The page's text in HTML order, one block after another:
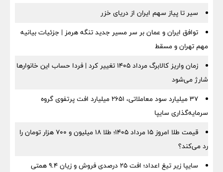
سیر تا پیاز سهم ایران از دریای خزر
توافق ایران و عمان بر سر مسیر جدید تنگه هرمز | جزئیات بیانیه
مهم تهران و مسقط
زمان واریز کالابرگ مرداد ۱۴۰۵ تغییر کرد | فردا حساب این خانوارها
شارژ می‌شود
۳۷ میلیارد سود معاملاتی، ۲۶۵۱ میلیارد افت پرتفوی گروه
سرمایه‌گذاری سایپا
قیمت طلا امروز ۱۵ مرداد ۱۴۰۵؛ طلا ۱۸ میلیون و ۷۰۰ هزار تومان را
رد می‌کند؟
سایپا زیر تیغ اعداد؛ افت ۲۵ درصدی فروش و زیان ۹.۴ همتی